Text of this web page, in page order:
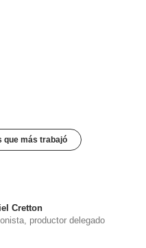
que más trabajó
Cretton
productor delegado